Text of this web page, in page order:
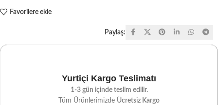
Favorilere ekle
Paylaş:
Yurtiçi Kargo Teslimatı
1-3 gün içinde teslim edilir.
Tüm Ürünlerimizde Ücretsiz Kargo